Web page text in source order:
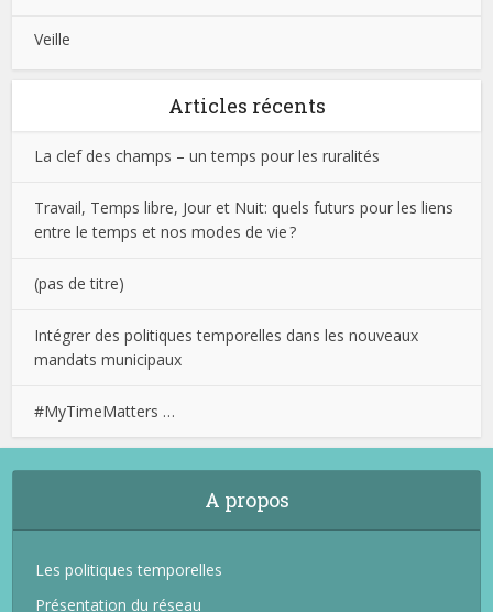
Veille
Articles récents
La clef des champs – un temps pour les ruralités
Travail, Temps libre, Jour et Nuit: quels futurs pour les liens
entre le temps et nos modes de vie ?
(pas de titre)
Intégrer des politiques temporelles dans les nouveaux
mandats municipaux
#MyTimeMatters …
A propos
Les politiques temporelles
Présentation du réseau